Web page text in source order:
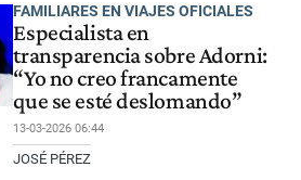
FAMILIARES EN VIAJES OFICIALES
Especialista en
transparencia sobre Adorni:
“Yo no creo francamente
que se esté deslomando”
13-03-2026 06:44
JOSÉ PÉREZ